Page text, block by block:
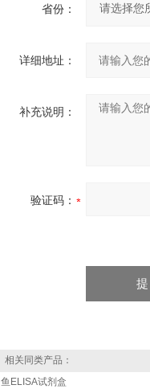
省份：
详细地址：
补充说明：
验证码：
相关同类产品：
鱼ELISA试剂盒